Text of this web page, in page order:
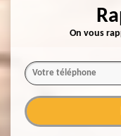
On vous